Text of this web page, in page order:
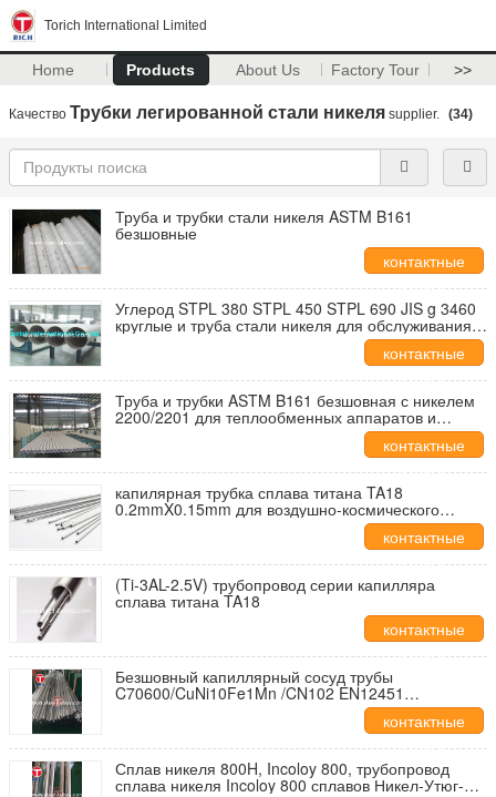
Torich International Limited
Home Products About Us Factory Tour >>
Качество Трубки легированной стали никеля supplier. (34)
Труба и трубки стали никеля ASTM B161
безшовные
контактные
данные
Углерод STPL 380 STPL 450 STPL 690 JIS g 3460
круглые и труба стали никеля для обслуживания
контактные
данные
Труба и трубки ASTM B161 безшовная с никелем
2200/2201 для теплообменных аппаратов и
контактные
данные
капилярная трубка сплава титана TA18
0.2mmX0.15mm для воздушно-космического
контактные
данные
(Ti-3AL-2.5V) трубопровод серии капилляра
сплава титана TA18
контактные
данные
Безшовный капиллярный сосуд трубы
C70600/CuNi10Fe1Mn /CN102 EN12451
CuNi10Fe1Mn трубки сплава медного никеля
контактные
данные
Сплав никеля 800H, Incoloy 800, трубопровод
сплава никеля Incoloy 800 сплавов Никел-Утюг-